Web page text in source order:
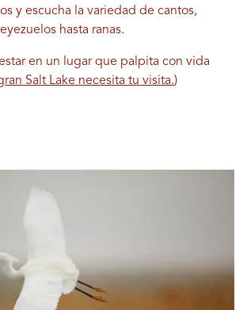
y escucha la variedad de cantos,
hasta ranas.
en un lugar que palpita con vida
Salt Lake necesita tu visita.)